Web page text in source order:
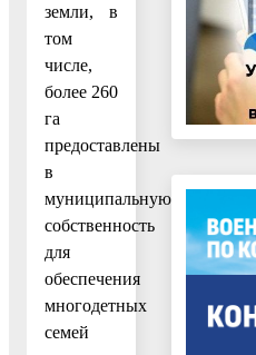
земли, в
том
числе,
более 260
га
предоставлены
в
муниципальную
собственность
для
обеспечения
многодетных
семей